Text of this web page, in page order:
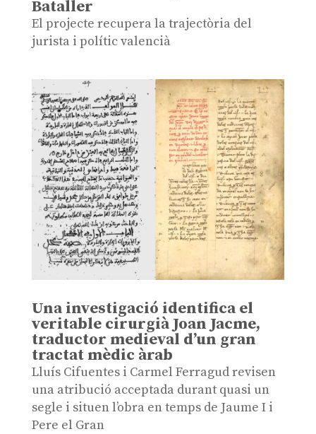
Bataller
El projecte recupera la trajectòria del
jurista i polític valencià
Una investigació identifica el
veritable cirurgià Joan Jacme,
traductor medieval d’un gran
tractat mèdic àrab
Lluís Cifuentes i Carmel Ferragud revisen
una atribució acceptada durant quasi un
segle i situen l’obra en temps de Jaume I i
Pere el Gran